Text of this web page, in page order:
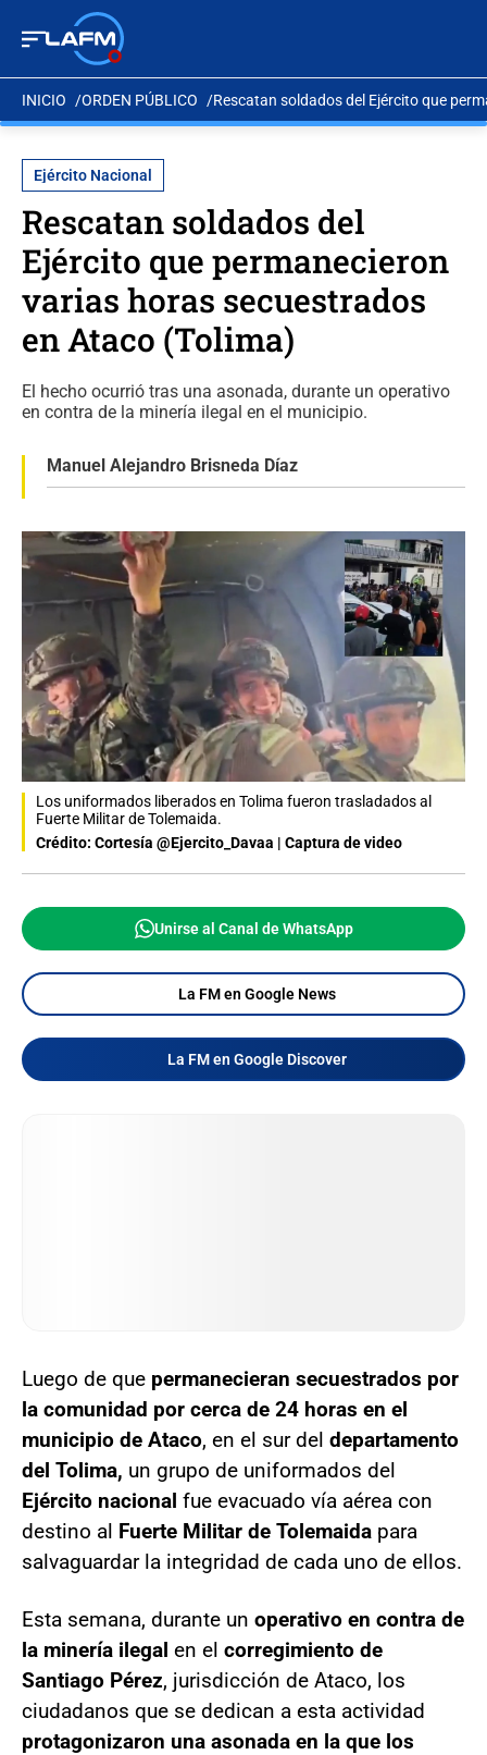
INICIO ORDEN PÚBLICO Rescatan soldados del Ejército que
Ejército Nacional
Rescatan soldados del
Ejército que permanecieron
varias horas secuestrados
en Ataco (Tolima)
El hecho ocurrió tras una asonada, durante un operativo
en contra de la minería ilegal en el municipio.
Manuel Alejandro Brisneda Díaz
Los uniformados liberados en Tolima fueron trasladados al
Fuerte Militar de Tolemaida.
Crédito: Cortesía @Ejercito_Davaa | Captura de video
Unirse al Canal de WhatsApp
La FM en Google News
La FM en Google Discover
Luego de que permanecieran secuestrados por
la comunidad por cerca de 24 horas en el
municipio de Ataco, en el sur del departamento
del Tolima, un grupo de uniformados del
Ejército nacional fue evacuado vía aérea con
destino al Fuerte Militar de Tolemaida para
salvaguardar la integridad de cada uno de ellos.
Esta semana, durante un operativo en contra de
la minería ilegal en el corregimiento de
Santiago Pérez, jurisdicción de Ataco, los
ciudadanos que se dedican a esta actividad
protagonizaron una asonada en la que los